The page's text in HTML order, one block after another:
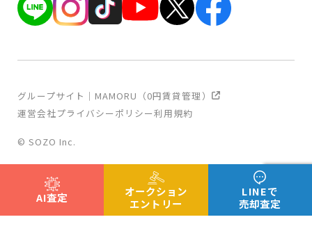
AI査定
オークション
エントリー
LINEで
売却査定
運営会社プライバシーポリシー利用規約
グループサイト｜MAMORU（0円賃貸管理）
© SOZO Inc.